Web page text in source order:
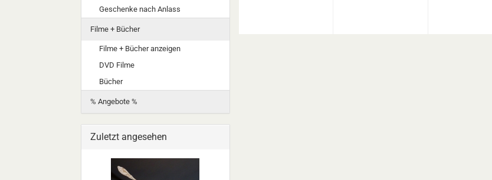
Geschenke nach Anlass
Filme + Bücher
Filme + Bücher anzeigen
DVD Filme
Bücher
% Angebote %
Zuletzt angesehen